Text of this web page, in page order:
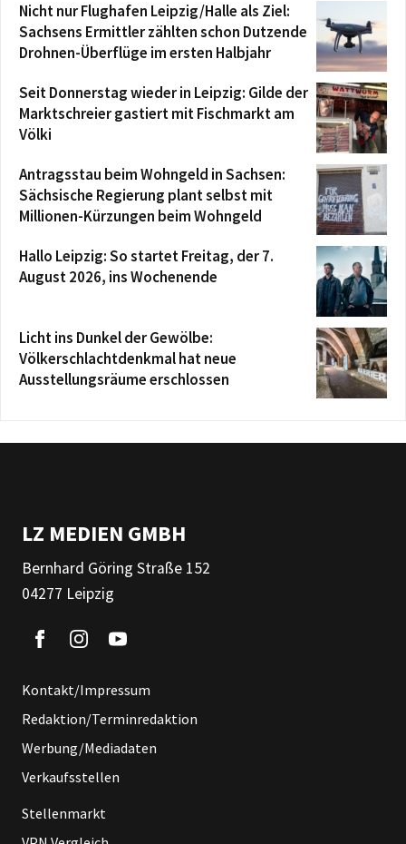
Nicht nur Flughafen Leipzig/Halle als Ziel:
Sachsens Ermittler zählten schon Dutzende
Drohnen-Überflüge im ersten Halbjahr
Seit Donnerstag wieder in Leipzig: Gilde der
Marktschreier gastiert mit Fischmarkt am
Völki
Antragsstau beim Wohngeld in Sachsen:
Sächsische Regierung plant selbst mit
Millionen-Kürzungen beim Wohngeld
Hallo Leipzig: So startet Freitag, der 7.
August 2026, ins Wochenende
Licht ins Dunkel der Gewölbe:
Völkerschlachtdenkmal hat neue
Ausstellungsräume erschlossen
LZ MEDIEN GMBH
Bernhard Göring Straße 152
04277 Leipzig
Kontakt/Impressum
Redaktion/Terminredaktion
Werbung/Mediadaten
Verkaufsstellen
Stellenmarkt